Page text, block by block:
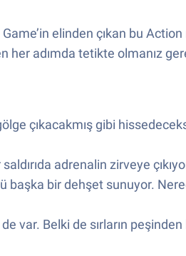
elinden çıkan bu
her adımda tetikte olmanız
çıkacakmış gibi
adrenalin zirveye
başka bir dehşet sunuyor.
var. Belki de sırların